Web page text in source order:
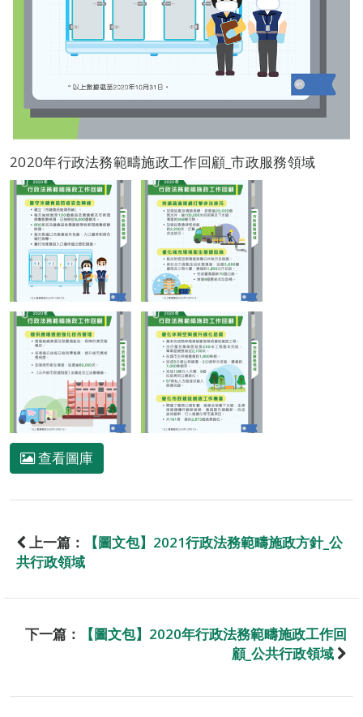
2020年行政法務範疇施政工作回顧_市政服務領域
查看圖庫
上一篇：
【圖文包】2021行政法務範疇施政方針_公
共行政領域
下一篇：
【圖文包】2020年行政法務範疇施政工作回
顧_公共行政領域